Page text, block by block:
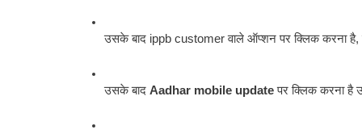
उसके बाद ippb customer वाले ऑप्शन पर क्लिक करना
उसके बाद Aadhar mobile update पर क्लिक करना है